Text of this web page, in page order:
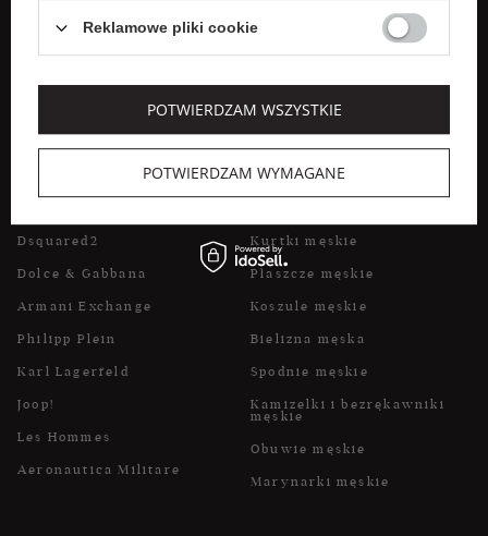
Weekend Max Mara
Marella
Liu Jo
Spódnice
Płaszcze damskie
Obuwie damskie
POPULARNE MARKI DLA
Dsquared2
Dolce & Gabbana
Armani Exchange
Philipp Plein
Karl Lagerfeld
Joop!
Les Hommes
Aeronautica Militare
POPULARNE KATEGORIE DLA
Kurtki męskie
Płaszcze męskie
Koszule męskie
Bielizna męska
Spodnie męskie
Kamizelki i bezrękawniki
męskie
Obuwie męskie
Marynarki męskie
Reklamowe pliki cookie
POTWIERDZAM WYMAGANE
POTWIERDZAM WSZYSTKIE